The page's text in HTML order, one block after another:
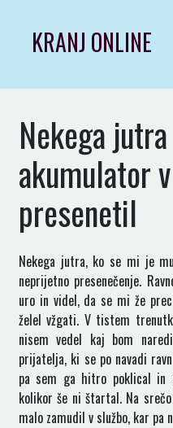
contentKRANJ ONLINE
Nekega
akumulator
presenetil
Nekega jutra, ko se mi je
neprijetno presenečenje.
uro in videl, da se mi že
želel vžgati. V tistem
nisem vedel kaj bom
prijatelja, ki se po navadi
pa sem ga hitro poklical in
kolikor še ni štartal. Na
malo zamudil v službo, kar pa